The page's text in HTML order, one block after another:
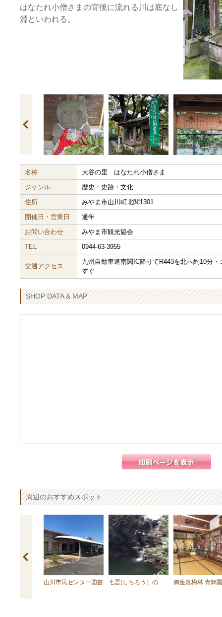
はなたれ小僧さまの背後に流れる川は底なし
淵といわれる。
名称
大谷の里 はなたれ小僧さま
ジャンル
歴史・史跡・文化
住所
みやま市山川町北関1301
開催日・営業日
通年
お問い合わせ
みやま市観光協会
TEL
0944-63-3955
交通アクセス
九州自動車道南関IC降りてR443を北へ約10分
すぐ
SHOP DATA & MAP
周辺のおすすめスポット
山川市民センター図書
七霊(しちろう）の
御座敷梅林 青輝園